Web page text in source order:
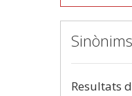
Resultats